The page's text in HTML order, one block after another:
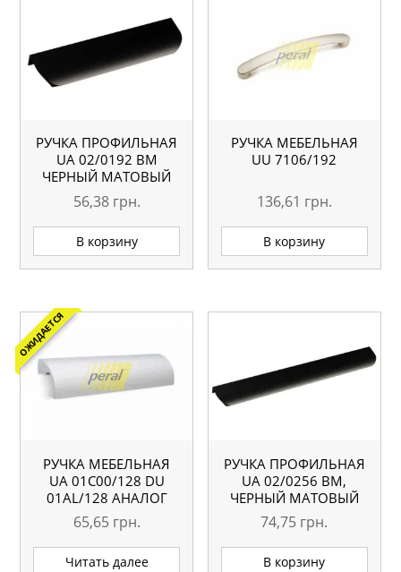
РУЧКА ПРОФИЛЬНАЯ
UA 02/0192 BM
ЧЕРНЫЙ МАТОВЫЙ
56,38 грн.
В корзину
РУЧКА МЕБЕЛЬНАЯ
UU 7106/192
136,61 грн.
В корзину
ОЖИДАЕТСЯ
РУЧКА МЕБЕЛЬНАЯ
UA 01С00/128 DU
01AL/128 АНАЛОГ
65,65 грн.
Читать далее
РУЧКА ПРОФИЛЬНАЯ
UA 02/0256 BM,
ЧЕРНЫЙ МАТОВЫЙ
74,75 грн.
В корзину